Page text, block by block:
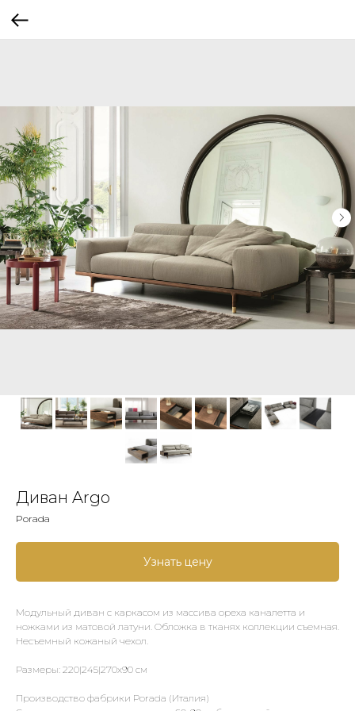
Диван Argo
Porada
Узнать цену
Модульный диван с каркасом из массива ореха каналетта и
ножками из матовой латуни. Обложка в тканях коллекции съемная.
Несъемный кожаный чехол.
Размеры: 220|245|270х90 см
Производство фабрики Porada (Италия)